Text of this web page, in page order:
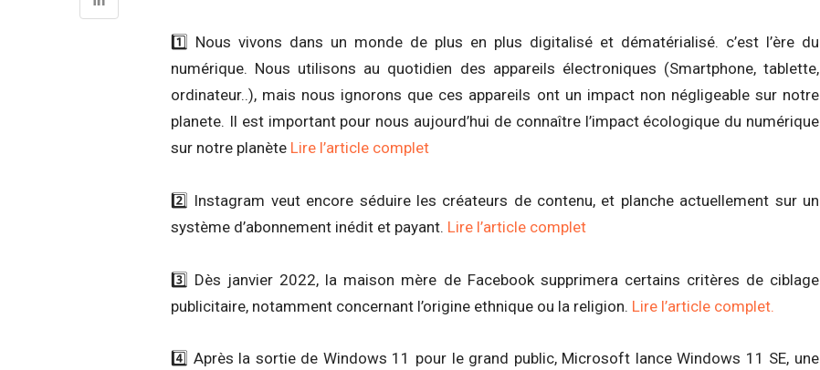
1️⃣ Nous vivons dans un monde de plus en plus digitalisé et dématérialisé. c’est l’ère du
numérique. Nous utilisons au quotidien des appareils électroniques (Smartphone, tablette,
ordinateur..), mais nous ignorons que ces appareils ont un impact non négligeable sur notre
planete. Il est important pour nous aujourd’hui de connaître l’impact écologique du numérique
sur notre planète Lire l’article complet
2️⃣ Instagram veut encore séduire les créateurs de contenu, et planche actuellement sur un
système d’abonnement inédit et payant. Lire l’article complet
3️⃣ Dès janvier 2022, la maison mère de Facebook supprimera certains critères de ciblage
publicitaire, notamment concernant l’origine ethnique ou la religion. Lire l’article complet.
4️⃣ Après la sortie de Windows 11 pour le grand public, Microsoft lance Windows 11 SE, une